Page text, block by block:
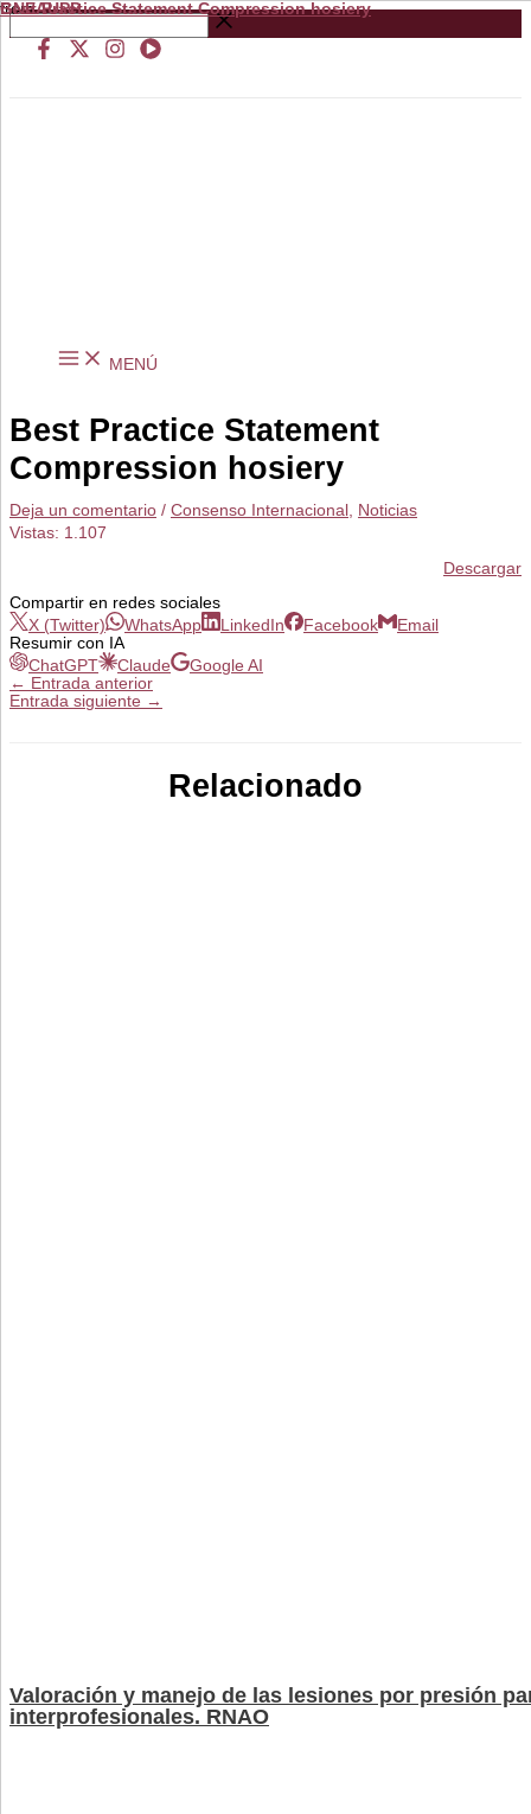
Ir
al
contenido
Buscar
…
MENÚ
Best Practice Statement
Compression hosiery
Deja un comentario / Consenso Internacional Noticias
Vistas: 1.107
Best Practice Statement Compression hosiery
from
GNEAUPP.
Descargar
Compartir en redes sociales
X (Twitter)
WhatsApp LinkedIn Facebook
Email
Resumir con IA
ChatGPT
Claude
Google AI
← Entrada anterior
Entrada siguiente →
Relacionado
Valoración y manejo de las lesiones por presión
interprofesionales. RNAO